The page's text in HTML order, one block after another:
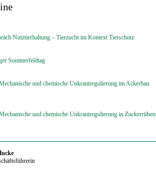
Nutztierhaltung – Tierzucht im Kontext Tierschutz
Sommerfeldtag
und chemische Unkrautregulierung im Ackerbau
und chemische Unkrautregulierung in Zuckerrüben